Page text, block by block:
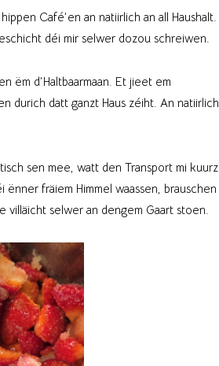
Café’en an natiirlich an all Haushalt.
déi mir selwer dozou schreiwen.
d’Haltbaarmaan. Et jieet em
durich datt ganzt Haus zéiht. An natiirlich
sen mee, watt den Transport mi kuurz
fräiem Himmel waassen, brauschen
villäicht selwer an dengem Gaart stoen.